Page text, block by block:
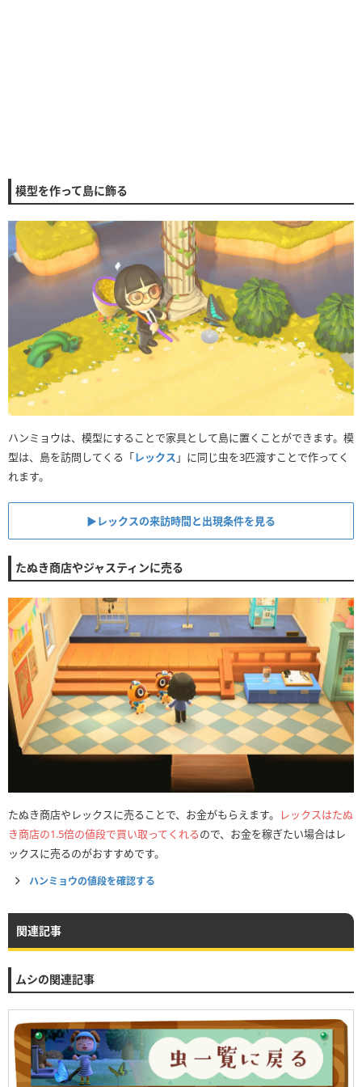
模型を作って島に飾る
ハンミョウは、模型にすることで家具として島に置くことができます。模
型は、島を訪問してくる「レックス 」に同じ虫を3匹渡すことで作ってく
れます。
▶︎レックスの来訪時間と出現条件を見る
たぬき商店やジャスティンに売る
たぬき商店やレックスに売ることで、お金がもらえます。
レックスはたぬ
き商店の1.5倍の値段で買い取ってくれるので、お金を稼ぎたい場合はレ
ックスに売るのがおすすめです。
ハンミョウの値段を確認する
関連記事
ムシの関連記事